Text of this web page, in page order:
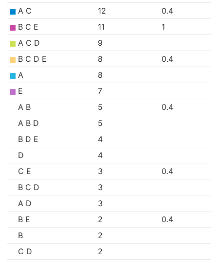
A C
12
0.4
B C E
11
1
A C D
9
B C D E
8
0.4
A
8
E
7
A B
5
0.4
A B D
5
B D E
4
D
4
C E
3
0.4
B C D
3
A D
3
B E
2
0.4
B
2
C D
2